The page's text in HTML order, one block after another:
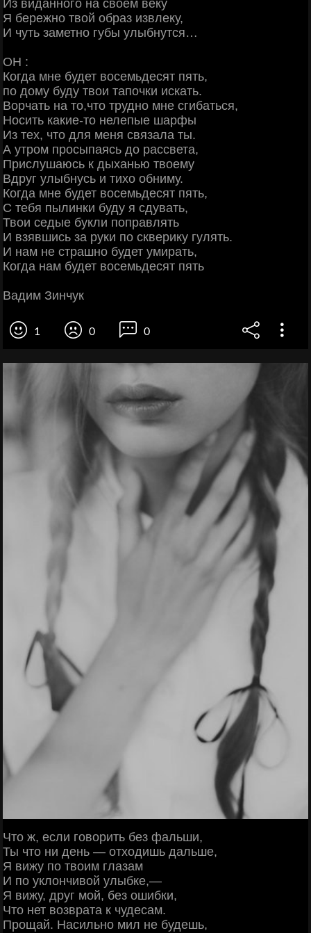
Из виданного на своем веку
Я бережно твой образ извлеку,
И чуть заметно губы улыбнутся…
ОН :
Когда мне будет восемьдесят пять,
по дому буду твои тапочки искать.
Ворчать на то,что трудно мне сгибаться,
Носить какие-то нелепые шарфы
Из тех, что для меня связала ты.
А утром просыпаясь до рассвета,
Прислушаюсь к дыханью твоему
Вдруг улыбнусь и тихо обниму.
Когда мне будет восемьдесят пять,
С тебя пылинки буду я сдувать,
Твои седые букли поправлять
И взявшись за руки по скверику гулять.
И нам не страшно будет умирать,
Когда нам будет восемьдесят пять
Вадим Зинчук
1 0 0
Что ж, если говорить без фальши,
Ты что ни день — отходишь дальше,
Я вижу по твоим глазам
И по уклончивой улыбке,—
Я вижу, друг мой, без ошибки,
Что нет возврата к чудесам.
Прощай. Насильно мил не будешь,